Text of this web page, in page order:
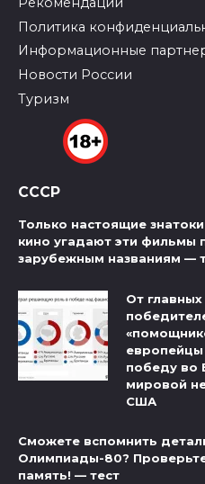
Политика
Информационные
Новости России
Туризм
СССР
Только настоящие
кино угадают эти фильмы
зарубежным названиям —
От главных
победу во
мировой
США
Сможете вспомнить
Олимпиады-80?
память! — тест